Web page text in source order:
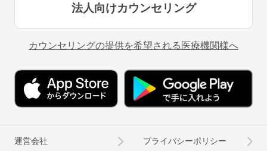
法人向けカウンセリング
カウンセリングの提供を希望される医療機関様へ
運営会社 プライバシーポリシー